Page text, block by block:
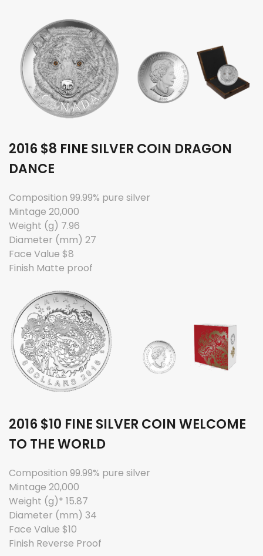
2016 $8 FINE SILVER COIN DRAGON
DANCE
Composition 99.99% pure silver
Mintage 20,000
Weight (g) 7.96
Diameter (mm) 27
Face Value $8
Finish Matte proof
2016 $10 FINE SILVER COIN WELCOME
TO THE WORLD
Composition 99.99% pure silver
Mintage 20,000
Weight (g)* 15.87
Diameter (mm) 34
Face Value $10
Finish Reverse Proof